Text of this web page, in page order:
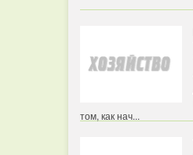
том, как нач...